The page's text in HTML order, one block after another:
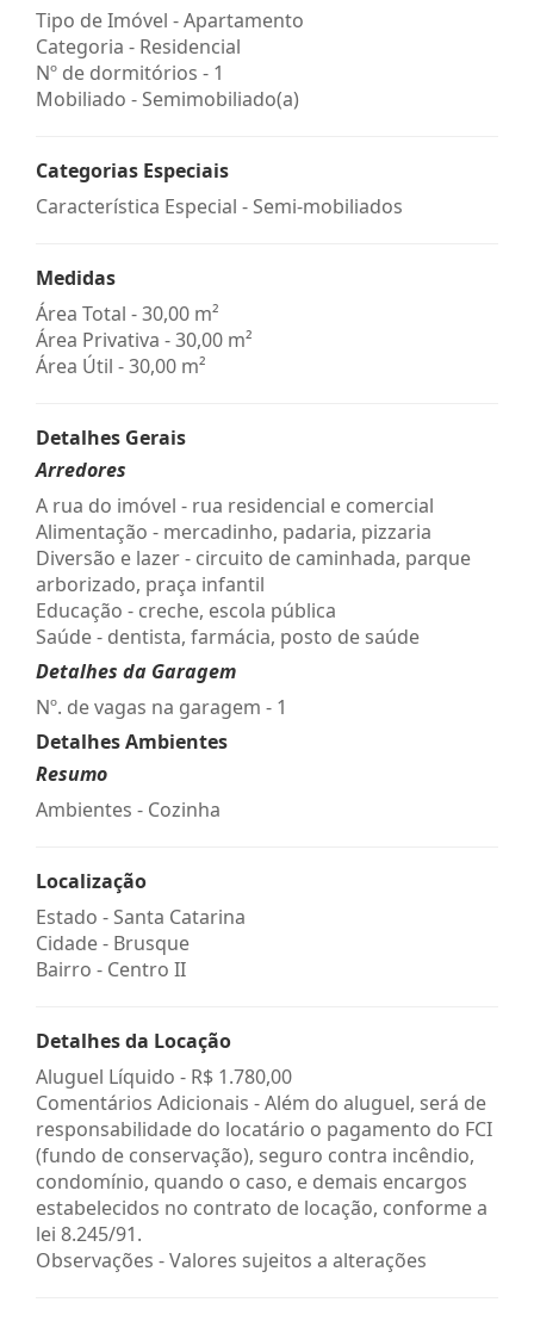
Tipo de Imóvel - Apartamento
Categoria - Residencial
Nº de dormitórios - 1
Mobiliado - Semimobiliado(a)
Categorias Especiais
Característica Especial - Semi-mobiliados
Medidas
Área Total - 30,00 m²
Área Privativa - 30,00 m²
Área Útil - 30,00 m²
Detalhes Gerais
Arredores
A rua do imóvel - rua residencial e comercial
Alimentação - mercadinho, padaria, pizzaria
Diversão e lazer - circuito de caminhada, parque
arborizado, praça infantil
Educação - creche, escola pública
Saúde - dentista, farmácia, posto de saúde
Detalhes da Garagem
Nº. de vagas na garagem - 1
Detalhes Ambientes
Resumo
Ambientes - Cozinha
Localização
Estado -Santa Catarina
Cidade - Brusque
Bairro - Centro II
Detalhes da Locação
Aluguel Líquido - R$ 1.780,00
Comentários Adicionais - Além do aluguel, será de
responsabilidade do locatário o pagamento do FCI
(fundo de conservação), seguro contra incêndio,
condomínio, quando o caso, e demais encargos
estabelecidos no contrato de locação, conforme a
lei 8.245/91.
Observações - Valores sujeitos a alterações